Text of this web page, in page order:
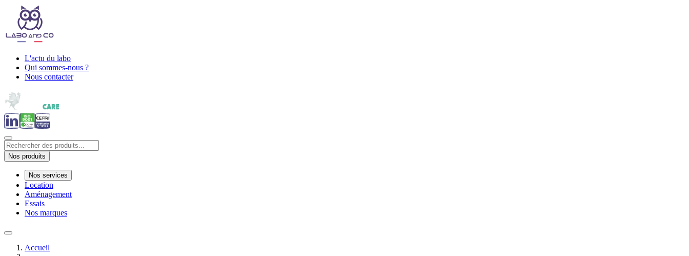
L'actu du labo
Qui sommes-nous ?
Nous contacter
Nos produits
Nos services
Location
Aménagement
Essais
Nos marques
Accueil